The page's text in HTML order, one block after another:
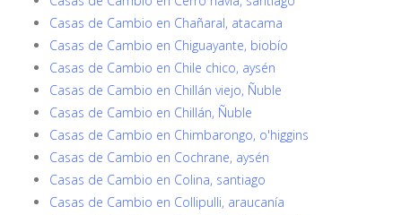
Casas de Cambio en Chañaral, atacama
Casas de Cambio en Chiguayante, biobío
Casas de Cambio en Chile chico, aysén
Casas de Cambio en Chillán viejo, Ñuble
Casas de Cambio en Chillán, Ñuble
Casas de Cambio en Chimbarongo, o'higgins
Casas de Cambio en Cochrane, aysén
Casas de Cambio en Colina, santiago
Casas de Cambio en Collipulli, araucanía